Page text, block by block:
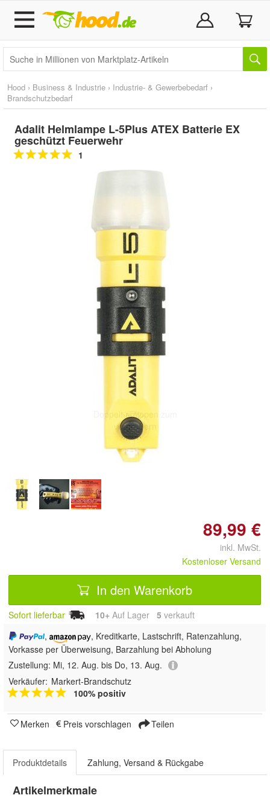
Hood › Business & Industrie › Industrie- & Gewerbebedarf ›
Brandschutzbedarf
Adalit Helmlampe L-5Plus ATEX Batterie EX
geschützt Feuerwehr
1
Doppelt antippen zum
vergrößern
89,99 €
inkl. MwSt.
Kostenloser Versand
In den Warenkorb
Sofort lieferbar 10+ Auf Lager 5 verkauft
,
, Kreditkarte, Lastschrift, Ratenzahlung,
Vorkasse per Überweisung, Barzahlung bei Abholung
Zustellung: Mi, 12. Aug. bis Do, 13. Aug.
Verkäufer: Markert-Brandschutz
100% positiv
Merken Preis vorschlagen Teilen
Produktdetails Zahlung, Versand & Rückgabe
Artikelmerkmale